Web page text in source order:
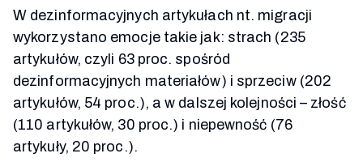
W dezinformacyjnych artykułach nt. migracji
wykorzystano emocje takie jak: strach (235
artykułów, czyli 63 proc. spośród
dezinformacyjnych materiałów) i sprzeciw (202
artykułów, 54 proc.), a w dalszej kolejności – złość
(110 artykułów, 30 proc.) i niepewność (76
artykuły, 20 proc.).